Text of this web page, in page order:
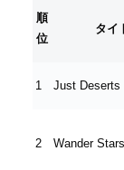
順
位
タイ
1 Just Deserts
2 Wander Stars